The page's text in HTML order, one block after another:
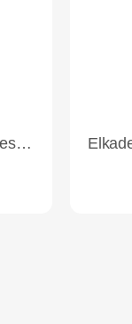
Elkaderm Neutrea Schaumfestiger 200ml